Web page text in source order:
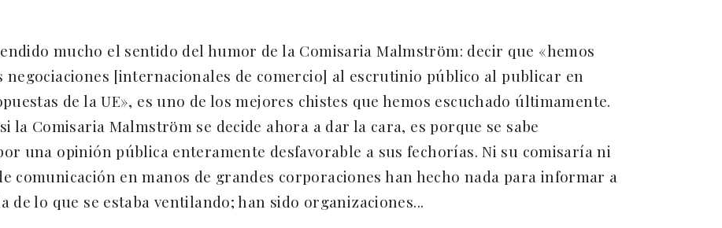
mucho el sentido del humor de la Comisaria Malmström: decir que «hemos
negociaciones [internacionales de comercio] al escrutinio público al publicar en
de la UE», es uno de los mejores chistes que hemos escuchado últimamente.
la Comisaria Malmström se decide ahora a dar la cara, es porque se sabe
una opinión pública enteramente desfavorable a sus fechorías. Ni su comisaría ni
comunicación en manos de grandes corporaciones han hecho nada para informar a
de lo que se estaba ventilando; han sido organizaciones...